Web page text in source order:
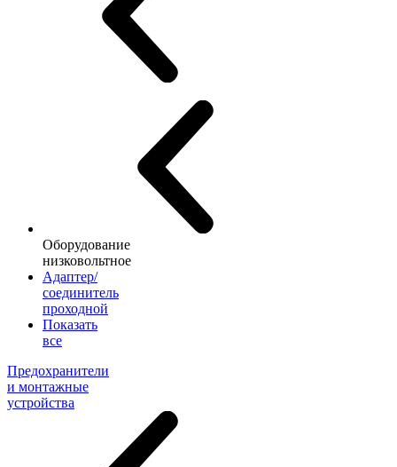
Оборудование
низковольтное
Адаптер/
соединитель
проходной
Показать
все
Предохранители
и монтажные
устройства